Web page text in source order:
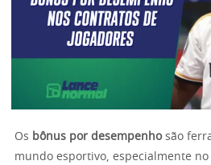
Os bônus por desempenhosão
mundo esportivo, especialmente